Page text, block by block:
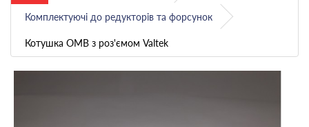
Комплектуючі до редукторів та форсунок
Котушка OMB з роз'ємом Valtek